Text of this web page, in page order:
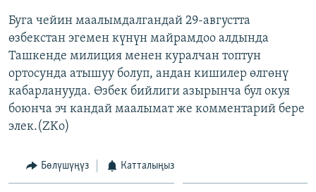
Буга чейин маалымдалгандай 29-августта
өзбекстан эгемен күнүн майрамдоо алдында
Ташкенде милиция менен куралчан топтун
ортосунда атышуу болуп, андан кишилер өлгөнү
кабарланууда. Өзбек бийлиги азырынча бул окуя
боюнча эч кандай маалымат же комментарий бере
элек.(ZKo)
Бөлүшүңүз Катталыңыз